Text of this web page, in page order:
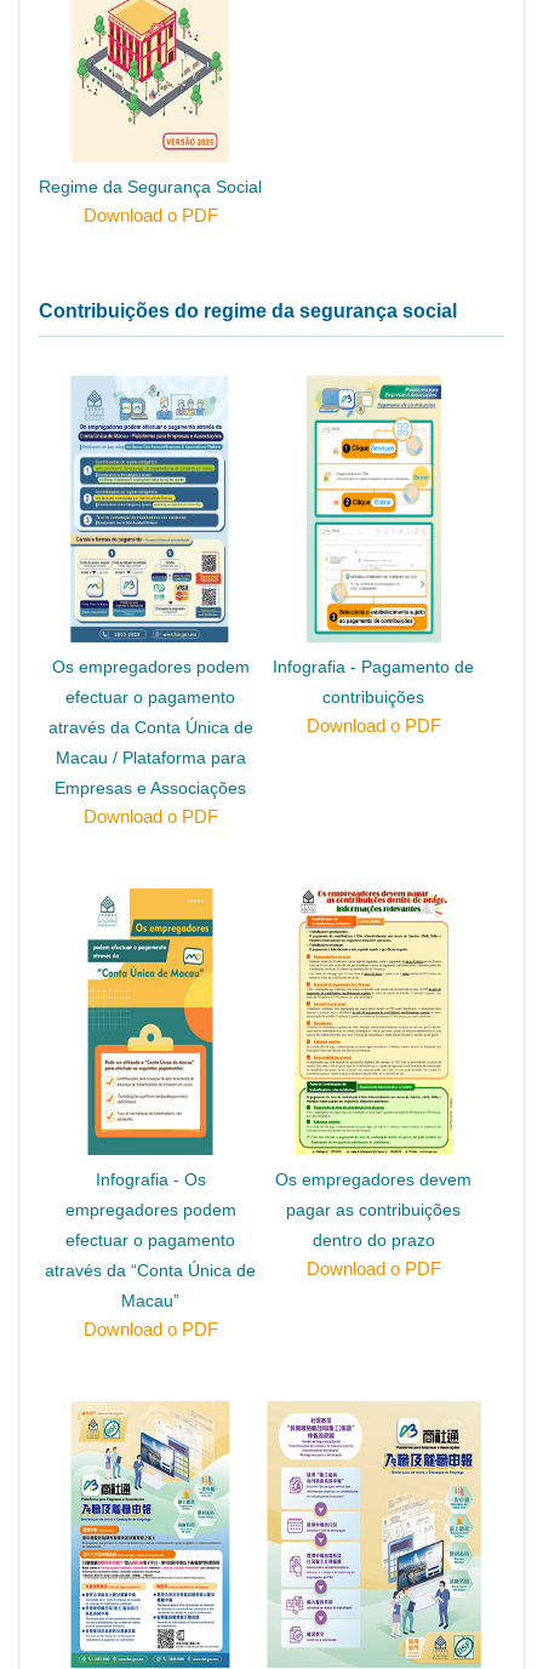
Regime da Segurança Social
Download o PDF
Contribuições do regime da segurança social
Os empregadores podem
efectuar o pagamento
através da Conta Única de
Macau / Plataforma para
Empresas e Associações
Download o PDF
Infografia - Pagamento de
contribuições
Download o PDF
Infografia - Os
empregadores podem
efectuar o pagamento
através da “Conta Única de
Macau”
Download o PDF
Os empregadores devem
pagar as contribuições
dentro do prazo
Download o PDF